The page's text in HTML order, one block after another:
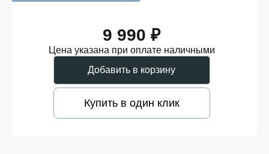
9 990 ₽
Цена указана при оплате наличными
Добавить в корзину
Купить в один клик